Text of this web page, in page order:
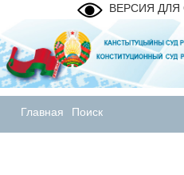
ВЕРСИЯ
Главная Поиск